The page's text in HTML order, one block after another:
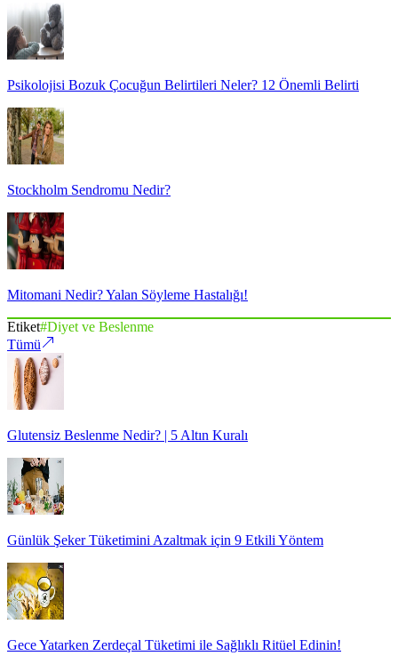
Psikolojisi Bozuk Çocuğun Belirtileri Neler? 12 Önemli Belirti
Stockholm Sendromu Nedir?
Mitomani Nedir? Yalan Söyleme Hastalığı!
Etiket#Diyet ve Beslenme
Tümü
Glutensiz Beslenme Nedir? | 5 Altın Kuralı
Günlük Şeker Tüketimini Azaltmak için 9 Etkili Yöntem
Gece Yatarken Zerdeçal Tüketimi ile Sağlıklı Ritüel Edinin!